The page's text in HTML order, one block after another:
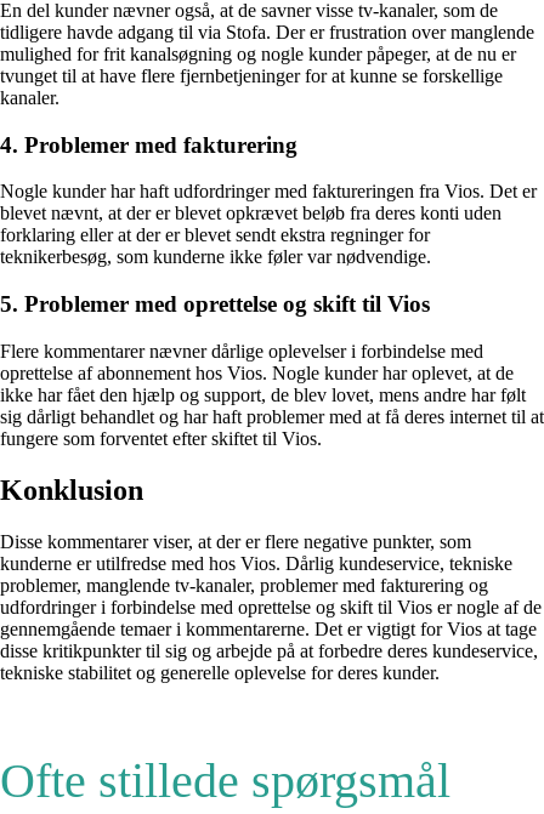
En del kunder nævner også, at de savner visse tv-kanaler, som de
tidligere havde adgang til via Stofa. Der er frustration over manglende
mulighed for frit kanalsøgning og nogle kunder påpeger, at de nu er
tvunget til at have flere fjernbetjeninger for at kunne se forskellige
kanaler.
4. Problemer med fakturering
Nogle kunder har haft udfordringer med faktureringen fra Vios. Det er
blevet nævnt, at der er blevet opkrævet beløb fra deres konti uden
forklaring eller at der er blevet sendt ekstra regninger for
teknikerbesøg, som kunderne ikke føler var nødvendige.
5. Problemer med oprettelse og skift til Vios
Flere kommentarer nævner dårlige oplevelser i forbindelse med
oprettelse af abonnement hos Vios. Nogle kunder har oplevet, at de
ikke har fået den hjælp og support, de blev lovet, mens andre har følt
sig dårligt behandlet og har haft problemer med at få deres internet til at
fungere som forventet efter skiftet til Vios.
Konklusion
Disse kommentarer viser, at der er flere negative punkter, som
kunderne er utilfredse med hos Vios. Dårlig kundeservice, tekniske
problemer, manglende tv-kanaler, problemer med fakturering og
udfordringer i forbindelse med oprettelse og skift til Vios er nogle af de
gennemgående temaer i kommentarerne. Det er vigtigt for Vios at tage
disse kritikpunkter til sig og arbejde på at forbedre deres kundeservice,
tekniske stabilitet og generelle oplevelse for deres kunder.
Ofte stillede spørgsmål